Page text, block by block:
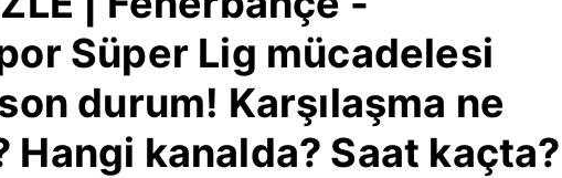
Süper Lig mücadelesi
durum! Karşılaşma ne
Hangi kanalda? Saat kaçta?